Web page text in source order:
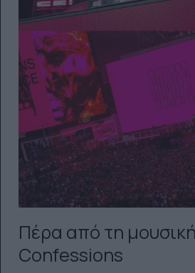
Πέρα από τη
Confessions